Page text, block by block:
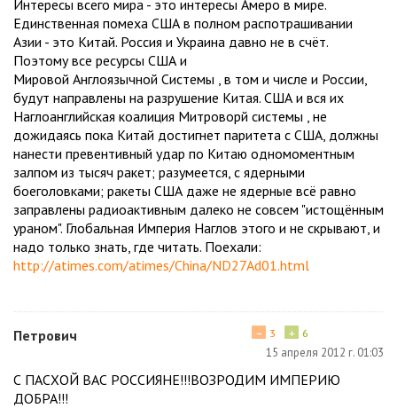
Интересы всего мира - это интересы Амеро в мире.
Единственная помеха США в полном распотрашивании
Азии - это Китай. Россия и Украина давно не в счёт.
Поэтому все ресурсы США и
Мировой Англоязычной Системы , в том и числе и России,
будут направлены на разрушение Китая. США и вся их
Наглоанглийская коалиция Митроворй системы , не
дожидаясь пока Китай достигнет паритета с США, должны
нанести превентивный удар по Китаю одномоментным
залпом из тысяч ракет; разумеется, с ядерными
боеголовками; ракеты США даже не ядерные всё равно
заправлены радиоактивным далеко не совсем "истощённым
ураном". Глобальная Империя Наглов этого и не скрывают, и
надо только знать, где читать. Поехали:
http://atimes.com/atimes/China/ND27Ad01.html
Петрович + 6
− 3
15 апреля 2012 г. 01:03
С ПАСХОЙ ВАС РОССИЯНЕ!!!ВОЗРОДИМ ИМПЕРИЮ
ДОБРА!!!